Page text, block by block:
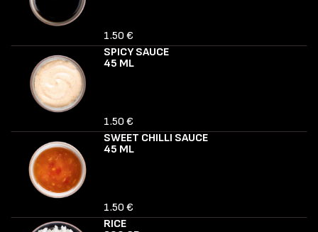
1.50 €
SPICY SAUCE
45 ML
1.50 €
SWEET CHILLI SAUCE
45 ML
1.50 €
RICE